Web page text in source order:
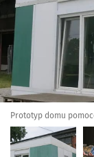
Prototyp domu